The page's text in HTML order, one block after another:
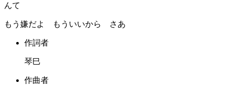
んて
もう嫌だよ もういいから さあ
作詞者
琴巳
作曲者